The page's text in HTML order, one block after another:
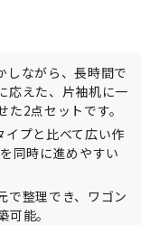
しながら、長時間で
応えた、片袖机に一
2点セットです。
プと比べて広い作
同時に進めやすい
で整理でき、ワゴン
能。